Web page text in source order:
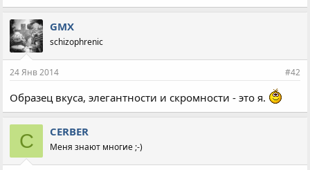
GMX
schizophrenic
24 Янв 2014 #42
Образец вкуса, элегантности и скромности - это я.
C CERBER
Меня знают многие ;-)